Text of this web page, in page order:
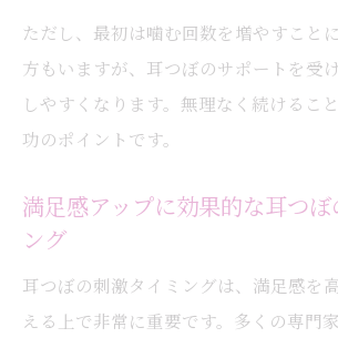
耳つぼが満腹感に与える科学
耳つぼで満腹感を実感した体
食事前後の耳つぼケアで満足
由
方法
上
耳つぼで無理せず叶える美と健
ただし、最初は噛む回数を増やすこと
方もいますが、耳つぼのサポートを受
しやすくなります。無理なく続けるこ
功のポイントです。
満足感アップに効果的な耳つぼ
ング
耳つぼの刺激タイミングは、満足感を
える上で非常に重要です。多くの専門